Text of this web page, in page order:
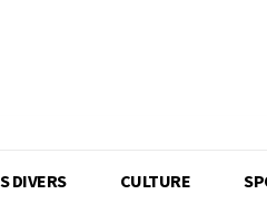
DIVERS CULTURE